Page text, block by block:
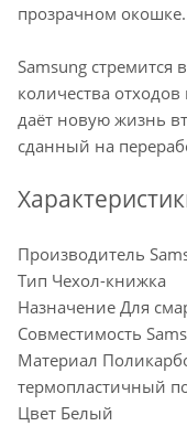
прозрачном окошке.
Samsung стремится
количества
даёт новую жизнь
сданный на
Производитель
Тип Чехол-книжка
Назначение Для
Совместимость
Материал
термопластичный
Цвет Белый